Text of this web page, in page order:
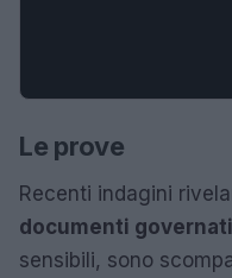
Le prove
Recenti indagini
documenti
sensibili, sono